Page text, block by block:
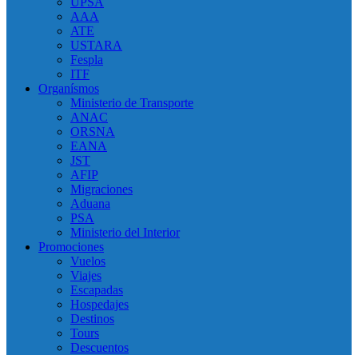
AAA
ATE
USTARA
Fespla
ITF
Organísmos
Ministerio de Transporte
ANAC
ORSNA
EANA
JST
AFIP
Migraciones
Aduana
PSA
Ministerio del Interior
Promociones
Vuelos
Viajes
Escapadas
Hospedajes
Destinos
Tours
Descuentos